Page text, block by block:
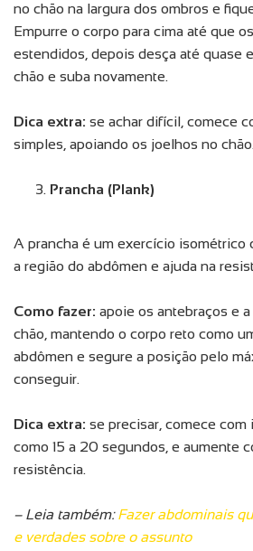
no chão na largura dos ombros e
Empurre o corpo para cima até que
estendidos, depois desça até quase
chão e suba novamente.
Dica extra: se achar difícil, comece
simples, apoiando os joelhos no chão.
Prancha (Plank)
A prancha é um exercício isométrico
a região do abdômen e ajuda na
Como fazer: apoie os antebraços e
chão, mantendo o corpo reto como
abdômen e segure a posição pelo
conseguir.
Dica extra: se precisar, comece com
como 15 a 20 segundos, e aumente
resistência.
– Leia também:Fazer abdominais
e verdades sobre o assunto